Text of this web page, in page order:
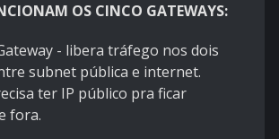
OS CINCO GATEWAYS:
- libera tráfego nos dois
subnet pública e internet.
ter IP público pra ficar
fora.